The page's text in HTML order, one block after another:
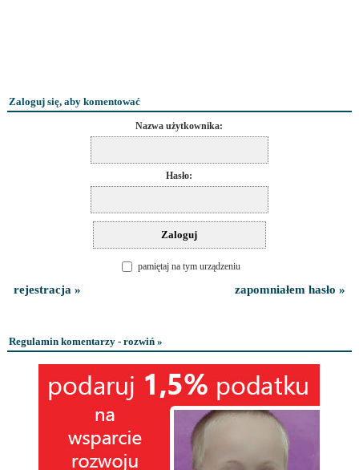
Zaloguj się, aby komentować
Nazwa użytkownika:
Hasło:
pamiętaj na tym urządzeniu
rejestracja » zapomniałem hasło »
Regulamin komentarzy - rozwiń »